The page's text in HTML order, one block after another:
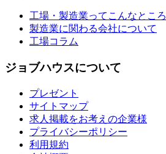
工場・製造業ってこんなところ
製造業に関わる会社について
工場コラム
ジョブハウスについて
プレゼント
サイトマップ
求人掲載をお考えの企業様
プライバシーポリシー
利用規約